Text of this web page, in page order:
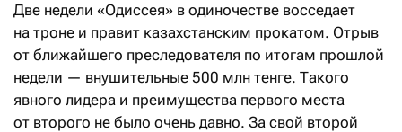
Две недели «Одиссея» в одиночестве восседает
на троне и правит казахстанским прокатом. Отрыв
от ближайшего преследователя по итогам прошлой
недели — внушительные 500 млн тенге. Такого
явного лидера и преимущества первого места
от второго не было очень давно. За свой второй